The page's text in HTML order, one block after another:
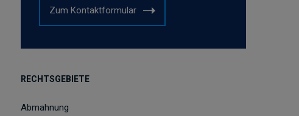
Zum Kontaktformular
RECHTSGEBIETE
Abmahnung